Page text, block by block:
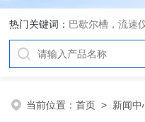
热门关键词： 巴歇尔槽，流速
当前位置：首页 > 新闻中